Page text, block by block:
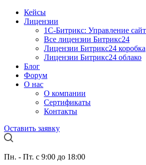
Кейсы
Лицензии
1С-Битрикc: Управление
Все лицензии Битрикс24
Лицензии Битрикс24 коробка
Лицензии Битрикс24 облако
Блог
Форум
О нас
О компании
Сертификаты
Контакты
Оставить заявку
Пн. - Пт. с 9:00 до 18:00